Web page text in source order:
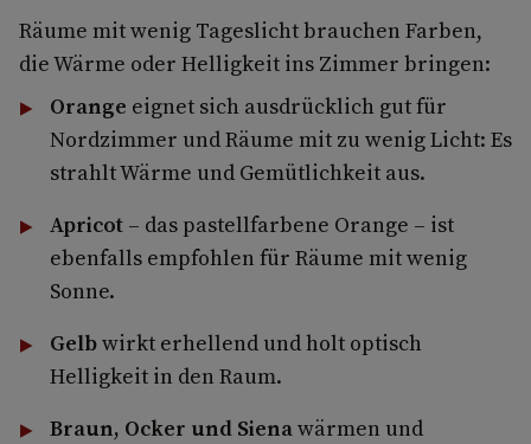
Räume mit wenig Tageslicht brauchen Farben,
die Wärme oder Helligkeit ins Zimmer bringen:
Orange eignet sich ausdrücklich gut für
Nordzimmer und Räume mit zu wenig Licht: Es
strahlt Wärme und Gemütlichkeit aus.
Apricot– das pastellfarbene Orange – ist
ebenfalls empfohlen für Räume mit wenig
Sonne.
Gelbwirkt erhellend und holt optisch
Helligkeit in den Raum.
Braun, Ocker und Sienawärmen und